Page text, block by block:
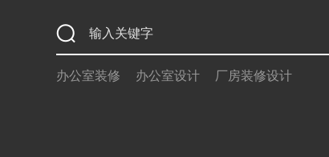
办公室装修 办公室设计 厂房装修设计